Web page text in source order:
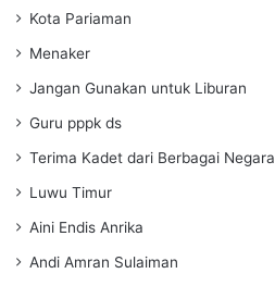
Kota Pariaman
Menaker
Jangan Gunakan untuk Liburan
Guru pppk ds
Terima Kadet dari Berbagai Negara
Luwu Timur
Aini Endis Anrika
Andi Amran Sulaiman